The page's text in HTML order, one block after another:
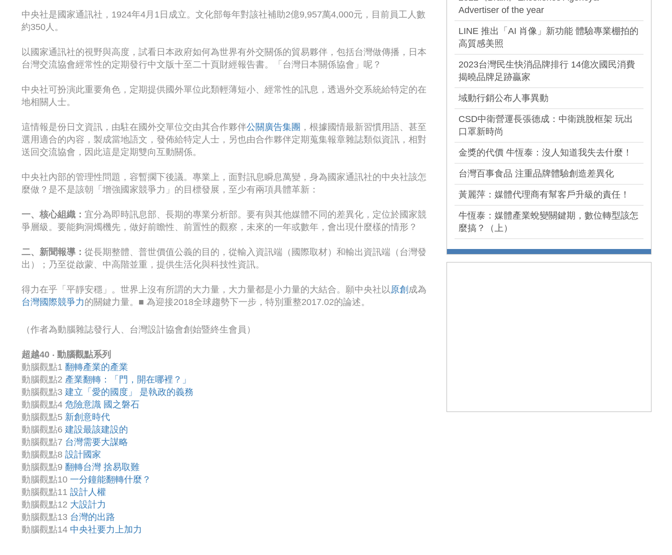
中央社是國家通訊社，1924年4月1日成立。文化部每年對該社補助2億9,957萬4,000元，目前員工人數
約350人。
以國家通訊社的視野與高度，試看日本政府如何為世界有外交關係的貿易夥伴，包括台灣做傳播，日本
台灣交流協會經常性的定期發行中文版十至二十頁財經報告書。「台灣日本關係協會」呢？
中央社可扮演此重要角色，定期提供國外單位此類輕薄短小、經常性的訊息，透過外交系統給特定的在
地相關人士。
這情報是份日文資訊，由駐在國外交單位交由其合作夥伴公關廣告集團 ，根據國情最新習慣用語、甚至
選用適合的內容，製成當地語文，發佈給特定人士，另也由合作夥伴定期蒐集報章雜誌類似資訊，相對
送回交流協會，因此這是定期雙向互動關係。
中央社內部的管理性問題，容暫擱下後議。專業上，面對訊息瞬息萬變，身為國家通訊社的中央社該怎
麼做？是不是該朝「增強國家競爭力」的目標發展，至少有兩項具體革新：
一、核心組織： 宜分為即時訊息部、長期的專業分析部。要有與其他媒體不同的差異化，定位於國家競
爭層級。要能夠洞燭機先，做好前瞻性、前置性的觀察，未來的一年或數年，會出現什麼樣的情形？
二、新聞報導： 從長期整體、普世價值公義的目的，從輸入資訊端（國際取材）和輸出資訊端（台灣發
出）；乃至從啟蒙、中高階並重，提供生活化與科技性資訊。
得力在乎「平靜安穩」。世界上沒有所謂的大力量，大力量都是小力量的大結合。願中央社以 原創 成為
台灣國際競爭力的關鍵力量。■ 為迎接2018全球趨勢下一步，特別重整2017.02的論述。
（作者為動腦雜誌發行人、台灣設計協會創始暨終生會員）
超越40 ‧ 動腦觀點系列
動腦觀點1 翻轉產業的產業
動腦觀點2 產業翻轉：「門，開在哪裡？」
動腦觀點3 建立「愛的國度」 是執政的義務
動腦觀點4 危險意識 國之磐石
動腦觀點5 新創意時代
動腦觀點6 建設最該建設的
動腦觀點7 台灣需要大謀略
動腦觀點8 設計國家
動腦觀點9 翻轉台灣 捨易取難
動腦觀點10 一分鐘能翻轉什麼？
動腦觀點11 設計人權
動腦觀點12 大設計力
動腦觀點13 台灣的出路
動腦觀點14 中央社要力上加力
Advertiser of the year
LINE 推出「AI 肖像」新功能 體驗專業棚拍的
高質感美照
2023台灣民生快消品牌排行 14億次國民消費
揭曉品牌足跡贏家
域動行銷公布人事異動
CSD中衛營運長張德成：中衛跳脫框架 玩出
口罩新時尚
金獎的代價 牛恆泰：沒人知道我失去什麼！
台灣百事食品 注重品牌體驗創造差異化
黃麗萍：媒體代理商有幫客戶升級的責任！
牛恆泰：媒體產業蛻變關鍵期，數位轉型該怎
麼搞？（上）